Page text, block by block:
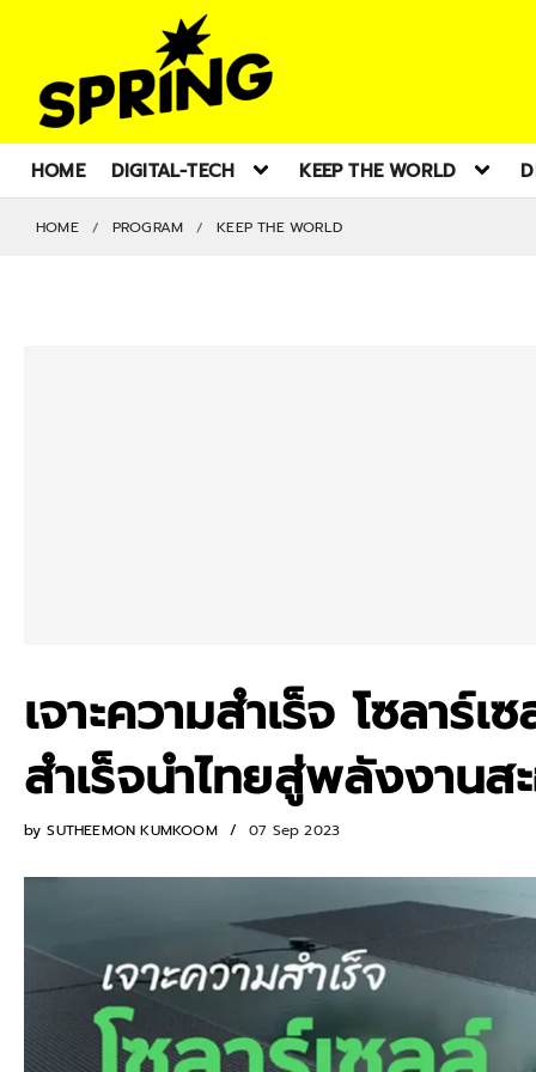
HOME DIGITAL-TECH KEEP THE WORLD
HOME PROGRAM KEEP THE WORLD
เจาะความสำเร็จ โซลาร์
สำเร็จนำไทยสู่พลังงานส
by SUTHEEMON KUMKOOM 07 Sep 2023